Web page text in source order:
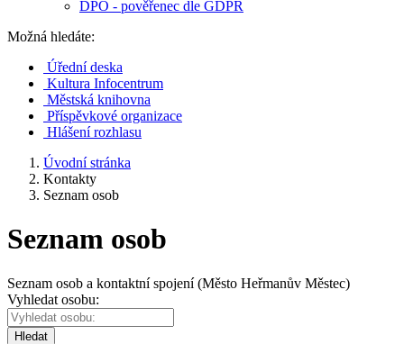
DPO - pověřenec dle GDPR
Možná hledáte:
Úřední deska
Kultura Infocentrum
Městská knihovna
Příspěvkové organizace
Hlášení rozhlasu
Úvodní stránka
Kontakty
Seznam osob
Seznam osob
Seznam osob a kontaktní spojení (Město Heřmanův Městec)
Vyhledat osobu:
Hledat